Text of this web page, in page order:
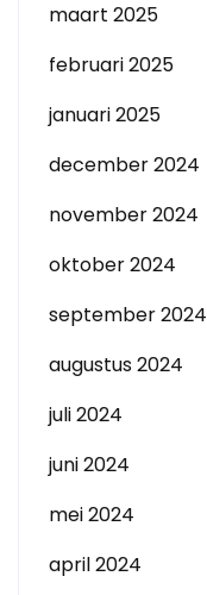
maart 2025
februari 2025
januari 2025
december 2024
november 2024
oktober 2024
september 2024
augustus 2024
juli 2024
juni 2024
mei 2024
april 2024